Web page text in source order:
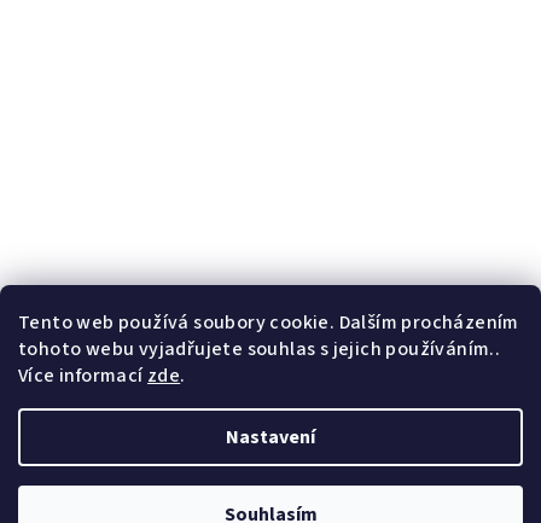
Tento web používá soubory cookie. Dalším procházením
tohoto webu vyjadřujete souhlas s jejich používáním..
Více informacízde.
Nastavení
Souhlasím